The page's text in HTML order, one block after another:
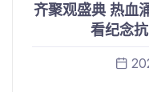
齐聚观盛典 热血
看纪念